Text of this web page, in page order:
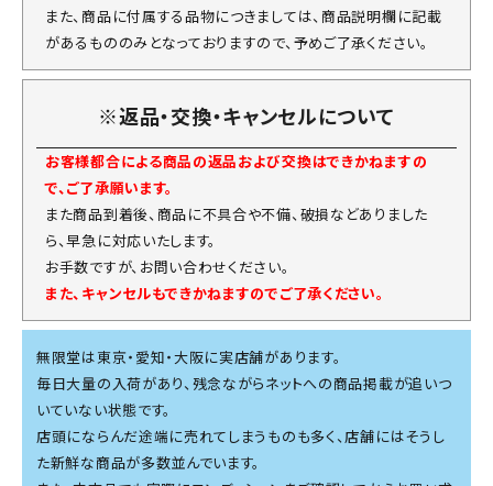
また、商品に付属する品物につきましては、商品説明欄に記載
があるもののみとなっておりますので、予めご了承ください。
※返品・交換・キャンセルについて
お客様都合による商品の返品および交換はできかねますの
で、ご了承願います。
また商品到着後、商品に不具合や不備、破損などありました
ら、早急に対応いたします。
お手数ですが、お問い合わせください。
また、キャンセルもできかねますのでご了承ください。
無限堂は東京・愛知・大阪に実店舗があります。
毎日大量の入荷があり、残念ながらネットへの商品掲載が追いつ
いていない状態です。
店頭にならんだ途端に売れてしまうものも多く、店舗にはそうし
た新鮮な商品が多数並んでいます。